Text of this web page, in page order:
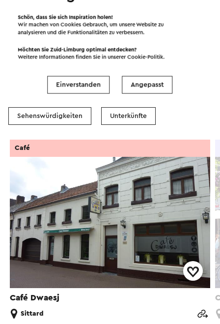
In dem Gebiet
Sehenswürdigkeiten Unterkünfte
Café Dwaesj
Café
Sittard
Schön, dass Sie sich Inspiration holen!
Wir machen von Cookies Gebrauch, um unsere Website zu
analysieren und die Funktionalitäten zu verbessern.
Möchten Sie Zuid-Limburg optimal entdecken?
Weitere Informationen finden Sie in unsererCookie-Politik.
Einverstanden Angepasst